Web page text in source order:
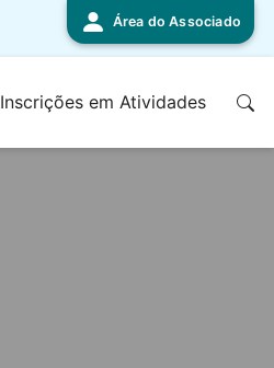
Área do Associado
Inscrições em Atividades